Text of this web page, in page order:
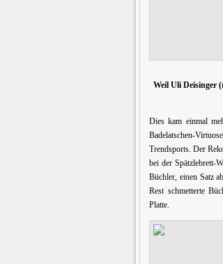
Weil Uli Deisinger
Dies kam einmal
Badelatschen-
Trendsports. Der
bei der Spätzlebrett-
Büchler, einen Satz
Rest schmetterte
Platte.